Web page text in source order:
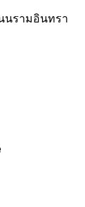
นรามอินทรา